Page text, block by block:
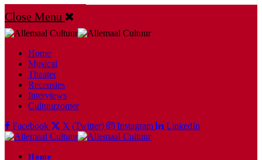
Close Menu
Home
Musical
Theater
Recensies
Interviews
Cultuurzomer
Facebook
X (Twitter) Instagram LinkedIn
Home